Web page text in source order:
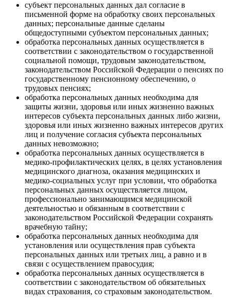
субъект персональных данных дал согласие в
письменной форме на обработку своих персональных
данных; персональные данные сделаны
общедоступными субъектом персональных данных;
обработка персональных данных осуществляется в
соответствии с законодательством о государственной
социальной помощи, трудовым законодательством,
законодательством Российской Федерации о пенсиях по
государственному пенсионному обеспечению, о
трудовых пенсиях;
обработка персональных данных необходима для
защиты жизни, здоровья или иных жизненно важных
интересов субъекта персональных данных либо жизни,
здоровья или иных жизненно важных интересов других
лиц и получение согласия субъекта персональных
данных невозможно;
обработка персональных данных осуществляется в
медико-профилактических целях, в целях установления
медицинского диагноза, оказания медицинских и
медико-социальных услуг при условии, что обработка
персональных данных осуществляется лицом,
профессионально занимающимся медицинской
деятельностью и обязанным в соответствии с
законодательством Российской Федерации сохранять
врачебную тайну;
обработка персональных данных необходима для
установления или осуществления прав субъекта
персональных данных или третьих лиц, а равно и в
связи с осуществлением правосудия;
обработка персональных данных осуществляется в
соответствии с законодательством об обязательных
видах страхования, со страховым законодательством.